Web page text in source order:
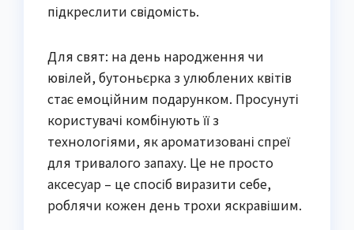
підкреслити свідомість.
Для свят: на день народження чи
ювілей, бутоньєрка з улюблених квітів
стає емоційним подарунком. Просунуті
користувачі комбінують її з
технологіями, як ароматизовані спреї
для тривалого запаху. Це не просто
аксесуар – це спосіб виразити себе,
роблячи кожен день трохи яскравішим.